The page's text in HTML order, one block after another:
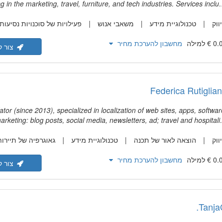
in the marketing, travel, furniture, and tech industries. Services
in the localization and translation industry, plus another eight
I know how to craft creative content while being extremely
טכנולוגיית מידע משאבי אנוש
פעילויות של סוכנויות נסיעות
מחשבון להערכת מחיר צור
Federica
(since 2013), specialized in localization of web sites, apps,
blog posts, social media, newsletters, ad; travel and
in Literary translation. CAT Tools: Trados, Wordfast,
הוצאה לאור של תכנה טכנולוגיית מידע
גאוגרפיה של
מחשבון להערכת מחיר צור